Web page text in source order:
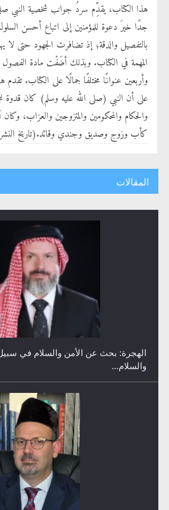
هذا الكتاب، يقدِّم سردُ جوانب شخصية النبي صلى
جدًا خيرَ دعوة للمؤمنين إلى اتباع أحسن
بالتفصيل والدقة؛ إذ تضافرت الجهود حتى لا
المهمة في الكتاب. وبذلك أضَفْت مادة
وأربعين عنوانًا مختلفًا جمالًا على الكتاب. تقدم
على أن النبي (صلى الله عليه وسلم) كان قدوة
والحكام والمحكومين والمتزوجين والعزاب،
كأب وزوج وصديق وجندي وقائد.(تاريخ النشر: 18-2-
المقالات
شعر المسيح الموعود عليه السلام.....